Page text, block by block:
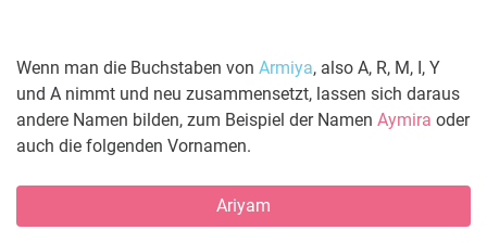
Wenn man die Buchstaben von Armiya, also A, R, M, I, Y
und A nimmt und neu zusammensetzt, lassen sich daraus
andere Namen bilden, zum Beispiel der Namen Aymira oder
auch die folgenden Vornamen.
Ariyam